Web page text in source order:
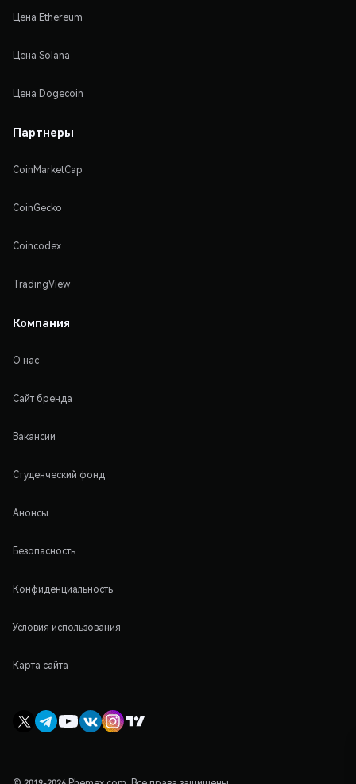
Цена Ethereum
Цена Solana
Цена Dogecoin
Партнеры
CoinMarketCap
CoinGecko
Coincodex
TradingView
Компания
О нас
Сайт бренда
Вакансии
Студенческий фонд
Анонсы
Безопасность
Конфиденциальность
Условия использования
Карта сайта